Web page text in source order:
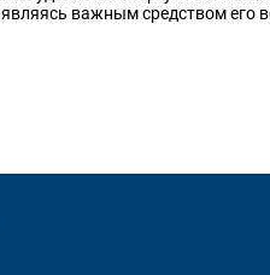
важным средством его